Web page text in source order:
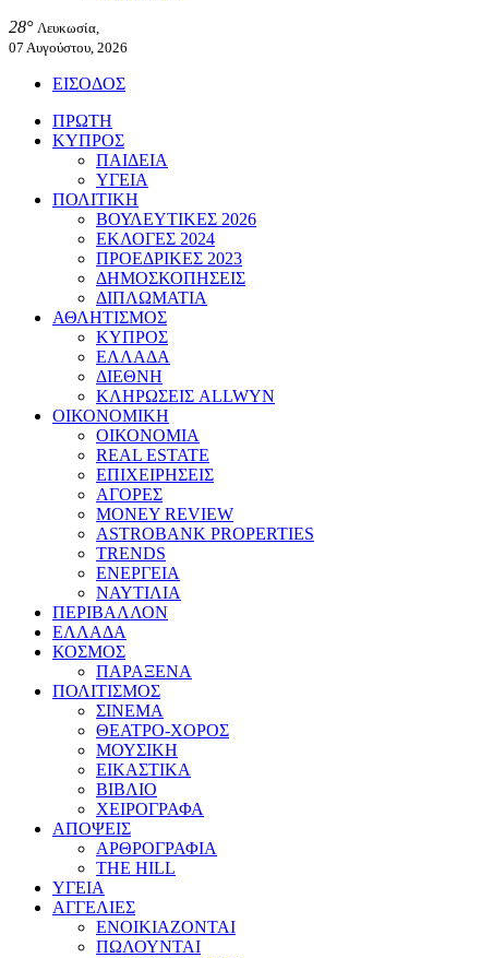
28° Λευκωσία,
07 Αυγούστου, 2026
ΕΙΣΟΔΟΣ
ΠΡΩΤΗ
ΚΥΠΡΟΣ
ΠΑΙΔΕΙΑ
ΥΓΕΙΑ
ΠΟΛΙΤΙΚΗ
ΒΟΥΛΕΥΤΙΚΕΣ 2026
ΕΚΛΟΓΕΣ 2024
ΠΡΟΕΔΡΙΚΕΣ 2023
ΔΗΜΟΣΚΟΠΗΣΕΙΣ
ΔΙΠΛΩΜΑΤΙΑ
ΑΘΛΗΤΙΣΜΟΣ
ΚΥΠΡΟΣ
ΕΛΛΑΔΑ
ΔΙΕΘΝΗ
ΚΛΗΡΩΣΕΙΣ ALLWYN
ΟΙΚΟΝΟΜΙΚΗ
ΟΙΚΟΝΟΜΙΑ
REAL ESTATE
ΕΠΙΧΕΙΡΗΣΕΙΣ
ΑΓΟΡΕΣ
MONEY REVIEW
ASTROBANK PROPERTIES
TRENDS
ΕΝΕΡΓΕΙΑ
ΝΑΥΤΙΛΙΑ
ΠΕΡΙΒΑΛΛΟΝ
ΕΛΛΑΔΑ
ΚΟΣΜΟΣ
ΠΑΡΑΞΕΝΑ
ΠΟΛΙΤΙΣΜΟΣ
ΣΙΝΕΜΑ
ΘΕΑΤΡΟ-ΧΟΡΟΣ
ΜΟΥΣΙΚΗ
ΕΙΚΑΣΤΙΚΑ
ΒΙΒΛΙΟ
ΧΕΙΡΟΓΡΑΦΑ
ΑΠΟΨΕΙΣ
ΑΡΘΡΟΓΡΑΦΙΑ
THE HILL
ΥΓΕΙΑ
ΑΓΓΕΛΙΕΣ
ΕΝΟΙΚΙΑΖΟΝΤΑΙ
ΠΩΛΟΥΝΤΑΙ